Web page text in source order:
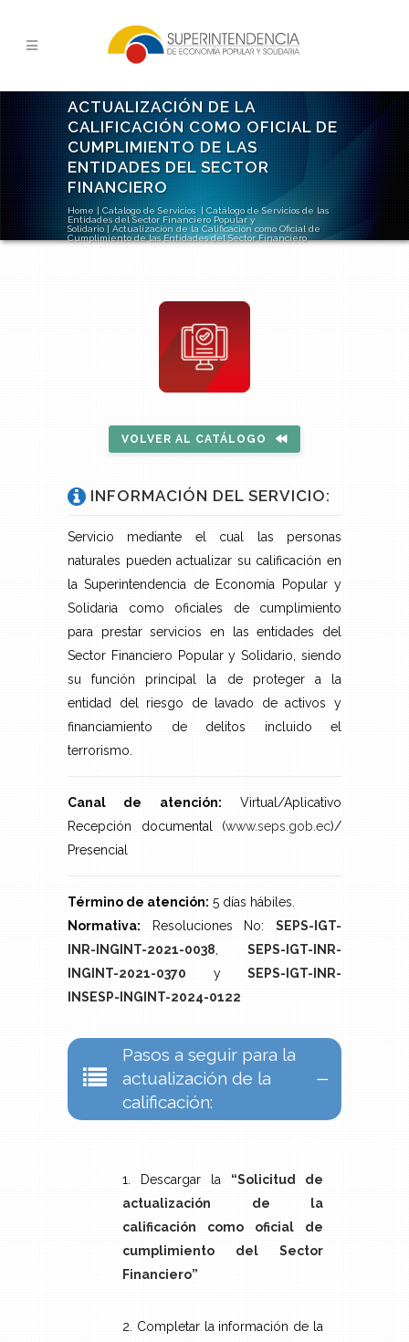
ACTUALIZACIÓN DE LA
CALIFICACIÓN COMO OFICIAL DE
CUMPLIMIENTO DE LAS
ENTIDADES DEL SECTOR
FINANCIERO
Home | Catalogo de Servicios | Catálogo de Servicios de las
Entidades del Sector Financiero Popular y
Solidario| Actualización de la Calificación como Oficial de
Cumplimiento de las Entidades del Sector Financiero
VOLVER AL CATÁLOGO
INFORMACIÓN DEL SERVICIO:
Servicio mediante el cual las personas
naturales pueden actualizar su calificación en
la Superintendencia de Economía Popular y
Solidaria como oficiales de cumplimiento
para prestar servicios en las entidades del
Sector Financiero Popular y Solidario, siendo
su función principal la de proteger a la
entidad del riesgo de lavado de activos y
financiamiento de delitos incluido el
terrorismo.
Canal de atención: Virtual/Aplicativo
Recepción documental (www.seps.gob.ec)/
Presencial
Término de atención: 5 días hábiles.
Normativa: Resoluciones No: SEPS-IGT-
INR-INGINT-2021-0038, SEPS-IGT-INR-
INGINT-2021-0370 y SEPS-IGT-INR-
INSESP-INGINT-2024-0122
Pasos a seguir para la
actualización de la
calificación:
1. Descargar la “Solicitud de
actualización de la
calificación como oficial de
cumplimiento del Sector
Financiero”
2. Completar la información de la